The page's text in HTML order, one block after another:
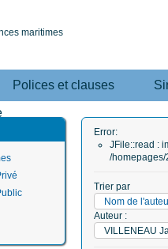
Polices et clauses
Error:
JFile::read :
/
Trier par
Nom de
Auteur :
VILLENEAU